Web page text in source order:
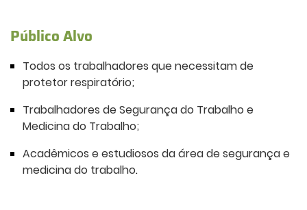
Público Alvo
Todos os trabalhadores que necessitam de
protetor respiratório;
Trabalhadores de Segurança do Trabalho e
Medicina do Trabalho;
Acadêmicos e estudiosos da área de segurança e
medicina do trabalho.